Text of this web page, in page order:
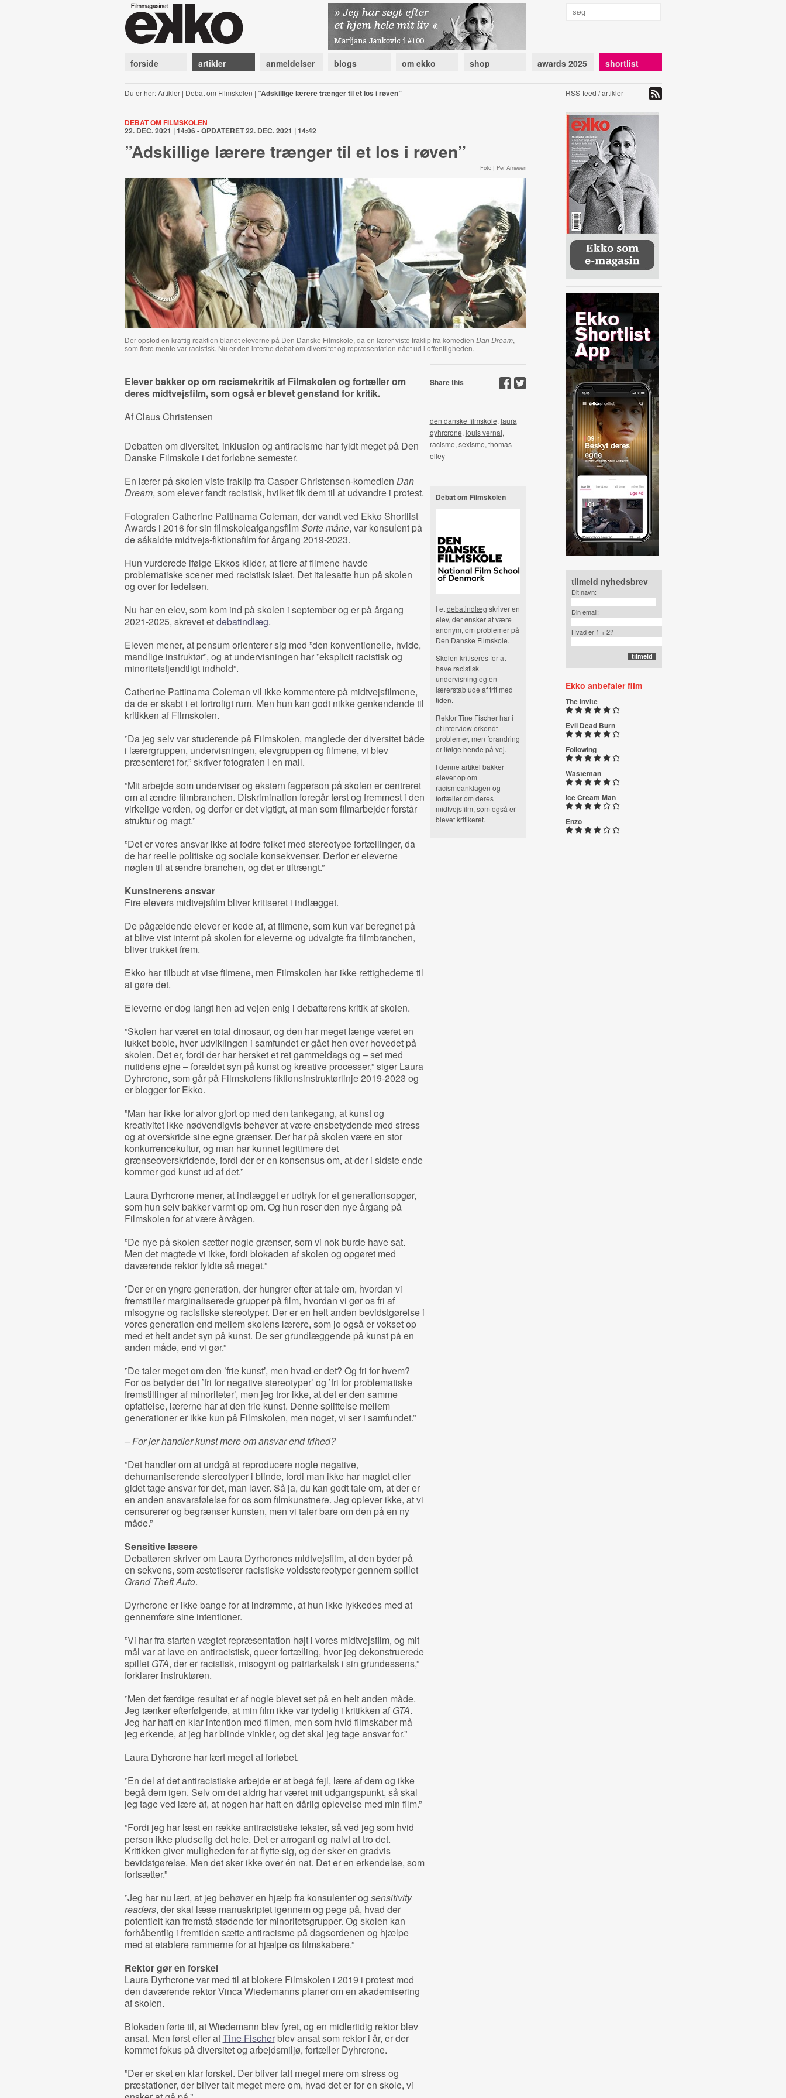
forside artikler anmeldelser blogs om ekko shop awards 2025 shortlist
Du er her:Artikler| Debat om Filmskolen | ”Adskillige lærere trænger til et los i røven” RSS-feed / artikler
DEBAT OM FILMSKOLEN
22. DEC. 2021 | 14:06 - OPDATERET 22. DEC. 2021 | 14:42
”Adskillige lærere trænger til et los i røven”
Foto | Per Arnesen
Der opstod en kraftig reaktion blandt eleverne på Den Danske Filmskole, da en lærer viste fraklip fra komedien Dan Dream,
som flere mente var racistisk. Nu er den interne debat om diversitet og repræsentation nået ud i offentligheden.
Elever bakker op om racismekritik af Filmskolen og fortæller om
deres midtvejsfilm, som også er blevet genstand for kritik.
Af Claus Christensen
Debatten om diversitet, inklusion og antiracisme har fyldt meget på Den
Danske Filmskole i det forløbne semester.
En lærer på skolen viste fraklip fra Casper Christensen-komedien Dan
Dream, som elever fandt racistisk, hvilket fik dem til at udvandre i protest.
Fotografen Catherine Pattinama Coleman, der vandt ved Ekko Shortlist
Awards i 2016 for sin filmskoleafgangsfilmSorte måne, var konsulent på
de såkaldte midtvejs-fiktionsfilm for årgang 2019-2023.
Hun vurderede ifølge Ekkos kilder, at flere af filmene havde
problematiske scener med racistisk islæt. Det italesatte hun på skolen
og over for ledelsen.
Nu har en elev, som kom ind på skolen i september og er på årgang
2021-2025, skrevet etdebatindlæg.
Eleven mener, at pensum orienterer sig mod ”den konventionelle, hvide,
mandlige instruktør”, og at undervisningen har ”eksplicit racistisk og
minoritetsfjendtligt indhold”.
Catherine Pattinama Coleman vil ikke kommentere på midtvejsfilmene,
da de er skabt i et fortroligt rum. Men hun kan godt nikke genkendende til
kritikken af Filmskolen.
”Da jeg selv var studerende på Filmskolen, manglede der diversitet både
i lærergruppen, undervisningen, elevgruppen og filmene, vi blev
præsenteret for,” skriver fotografen i en mail.
”Mit arbejde som underviser og ekstern fagperson på skolen er centreret
om at ændre filmbranchen. Diskrimination foregår først og fremmest i den
virkelige verden, og derfor er det vigtigt, at man som filmarbejder forstår
struktur og magt.”
”Det er vores ansvar ikke at fodre folket med stereotype fortællinger, da
de har reelle politiske og sociale konsekvenser. Derfor er eleverne
nøglen til at ændre branchen, og det er tiltrængt.”
Kunstnerens ansvar
Fire elevers midtvejsfilm bliver kritiseret i indlægget.
De pågældende elever er kede af, at filmene, som kun var beregnet på
at blive vist internt på skolen for eleverne og udvalgte fra filmbranchen,
bliver trukket frem.
Ekko har tilbudt at vise filmene, men Filmskolen har ikke rettighederne til
at gøre det.
Eleverne er dog langt hen ad vejen enig i debattørens kritik af skolen.
”Skolen har været en total dinosaur, og den har meget længe været en
lukket boble, hvor udviklingen i samfundet er gået hen over hovedet på
skolen. Det er, fordi der har hersket et ret gammeldags og – set med
nutidens øjne – forældet syn på kunst og kreative processer,” siger Laura
Dyhrcrone, som går på Filmskolens fiktionsinstruktørlinje 2019-2023 og
er blogger for Ekko.
”Man har ikke for alvor gjort op med den tankegang, at kunst og
kreativitet ikke nødvendigvis behøver at være ensbetydende med stress
og at overskride sine egne grænser. Der har på skolen være en stor
konkurrencekultur, og man har kunnet legitimere det
grænseoverskridende, fordi der er en konsensus om, at der i sidste ende
kommer god kunst ud af det.”
Laura Dyrhcrone mener, at indlægget er udtryk for et generationsopgør,
som hun selv bakker varmt op om. Og hun roser den nye årgang på
Filmskolen for at være årvågen.
”De nye på skolen sætter nogle grænser, som vi nok burde have sat.
Men det magtede vi ikke, fordi blokaden af skolen og opgøret med
daværende rektor fyldte så meget.”
”Der er en yngre generation, der hungrer efter at tale om, hvordan vi
fremstiller marginaliserede grupper på film, hvordan vi gør os fri af
misogyne og racistiske stereotyper. Der er en helt anden bevidstgørelse i
vores generation end mellem skolens lærere, som jo også er vokset op
med et helt andet syn på kunst. De ser grundlæggende på kunst på en
anden måde, end vi gør.”
”De taler meget om den ’frie kunst’, men hvad er det? Og fri for hvem?
For os betyder det ’fri for negative stereotyper’ og ’fri for problematiske
fremstillinger af minoriteter’, men jeg tror ikke, at det er den samme
opfattelse, lærerne har af den frie kunst. Denne splittelse mellem
generationer er ikke kun på Filmskolen, men noget, vi ser i samfundet.”
– For jer handler kunst mere om ansvar end frihed?
”Det handler om at undgå at reproducere nogle negative,
dehumaniserende stereotyper i blinde, fordi man ikke har magtet eller
gidet tage ansvar for det, man laver. Så ja, du kan godt tale om, at der er
en anden ansvarsfølelse for os som filmkunstnere. Jeg oplever ikke, at vi
censurerer og begrænser kunsten, men vi taler bare om den på en ny
måde.”
Sensitive læsere
Debattøren skriver om Laura Dyrhcrones midtvejsfilm, at den byder på
en sekvens, som æstetiserer racistiske voldsstereotyper gennem spillet
Grand Theft Auto.
Dyrhcrone er ikke bange for at indrømme, at hun ikke lykkedes med at
gennemføre sine intentioner.
”Vi har fra starten vægtet repræsentation højt i vores midtvejsfilm, og mit
mål var at lave en antiracistisk, queer fortælling, hvor jeg dekonstruerede
spillet GTA, der er racistisk, misogynt og patriarkalsk i sin grundessens,”
forklarer instruktøren.
”Men det færdige resultat er af nogle blevet set på en helt anden måde.
Jeg tænker efterfølgende, at min film ikke var tydelig i kritikken af GTA.
Jeg har haft en klar intention med filmen, men som hvid filmskaber må
jeg erkende, at jeg har blinde vinkler, og det skal jeg tage ansvar for.”
Laura Dyhcrone har lært meget af forløbet.
”En del af det antiracistiske arbejde er at begå fejl, lære af dem og ikke
begå dem igen. Selv om det aldrig har været mit udgangspunkt, så skal
jeg tage ved lære af, at nogen har haft en dårlig oplevelse med min film.”
”Fordi jeg har læst en række antiracistiske tekster, så ved jeg som hvid
person ikke pludselig det hele. Det er arrogant og naivt at tro det.
Kritikken giver muligheden for at flytte sig, og der sker en gradvis
bevidstgørelse. Men det sker ikke over én nat. Det er en erkendelse, som
fortsætter.”
”Jeg har nu lært, at jeg behøver en hjælp fra konsulenter og sensitivity
readers, der skal læse manuskriptet igennem og pege på, hvad der
potentielt kan fremstå stødende for minoritetsgrupper. Og skolen kan
forhåbentlig i fremtiden sætte antiracisme på dagsordenen og hjælpe
med at etablere rammerne for at hjælpe os filmskabere.”
Rektor gør en forskel
Laura Dyrhcrone var med til at blokere Filmskolen i 2019 i protest mod
den daværende rektor Vinca Wiedemanns planer om en akademisering
af skolen.
Blokaden førte til, at Wiedemann blev fyret, og en midlertidig rektor blev
ansat. Men først efter atTine Fischerblev ansat som rektor i år, er der
kommet fokus på diversitet og arbejdsmiljø, fortæller Dyhrcrone.
”Der er sket en klar forskel. Der bliver talt meget mere om stress og
præstationer, der bliver talt meget mere om, hvad det er for en skole, vi
Share this
den danske filmskole, laura
dyhrcrone, louis vernal,
racisme, sexisme, thomas
elley
Debat om Filmskolen
I etdebatindlæg skriver en
elev, der ønsker at være
anonym, om problemer på
Den Danske Filmskole.
Skolen kritiseres for at
have racistisk
undervisning og en
lærerstab ude af trit med
tiden.
Rektor Tine Fischer har i
etinterviewerkendt
problemer, men forandring
er ifølge hende på vej.
I denne artikel bakker
elever op om
racismeanklagen og
fortæller om deres
midtvejsfilm, som også er
blevet kritikeret.
tilmeld nyhedsbrev
Dit navn:
Din email:
Hvad er 1 + 2?
Ekko anbefaler film
The Invite
Evil Dead Burn
Following
Wasteman
Ice Cream Man
Enzo